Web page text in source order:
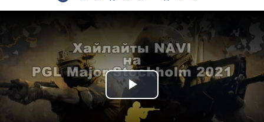
Play Video